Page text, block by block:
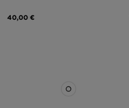
40,00 €